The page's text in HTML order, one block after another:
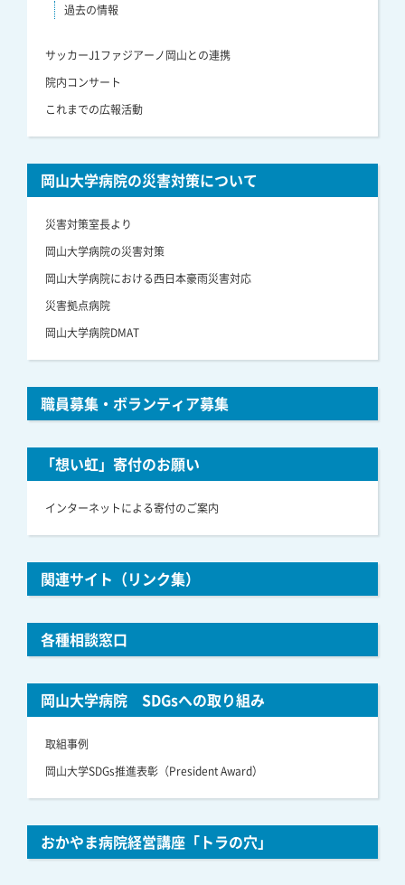
過去の情報
サッカーJ1ファジアーノ岡山との連携
院内コンサート
これまでの広報活動
岡山大学病院の災害対策について
災害対策室長より
岡山大学病院の災害対策
岡山大学病院における西日本豪雨災害対応
災害拠点病院
岡山大学病院DMAT
職員募集・ボランティア募集
「想い虹」寄付のお願い
インターネットによる寄付のご案内
関連サイト（リンク集）
各種相談窓口
岡山大学病院 SDGsへの取り組み
取組事例
岡山大学SDGs推進表彰（President Award）
おかやま病院経営講座「トラの穴」